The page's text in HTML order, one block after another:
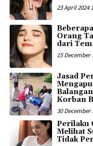
23 April 2024
Orang
dari
15 December
Jasad
Korban
30 December
Perilaku
Melihat
Tidak